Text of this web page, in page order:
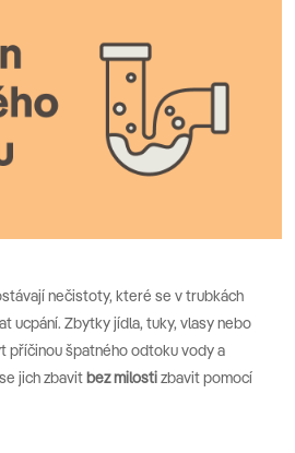
nečistoty, které se v trubkách
ucpání. Zbytky jídla, tuky, vlasy nebo
příčinou špatného odtoku vody a
jich zbavit bez milostizbavit pomocí